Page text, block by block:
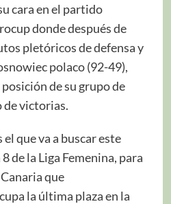
cara en el partido
donde después de
pletóricos de defensa y
polaco (92-49),
de su grupo de
de victorias.
que va a buscar este
de la Liga Femenina, para
que
la última plaza en la